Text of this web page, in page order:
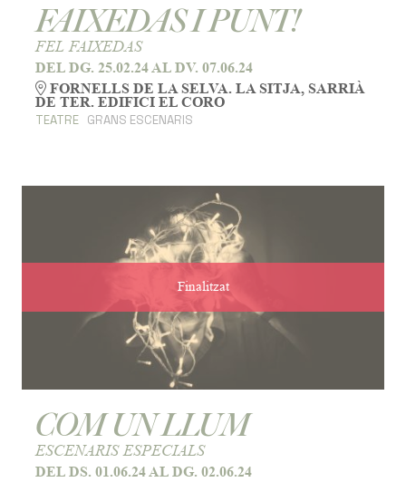
FAIXEDAS I PUNT!
FEL FAIXEDAS
DEL DG. 25.02.24AL DV. 07.06.24
FORNELLS DE LA SELVA. LA SITJA, SARRIÀ
DE TER. EDIFICI EL CORO
TEATRE GRANS ESCENARIS
Finalitzat
COM UN LLUM
ESCENARIS ESPECIALS
DEL DS. 01.06.24AL DG. 02.06.24